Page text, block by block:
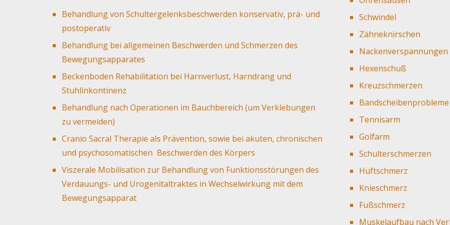
Behandlung von Schultergelenksbeschwerden konservativ, prä- und
postoperativ
Behandlung bei allgemeinen Beschwerden und Schmerzen des
Bewegungsapparates
Beckenboden Rehabilitation bei Harnverlust, Harndrang und
Stuhlinkontinenz
Behandlung nach Operationen im Bauchbereich (um Verklebungen
zu vermeiden)
Cranio Sacral Therapie als Prävention, sowie bei akuten, chronischen
und psychosomatischen Beschwerden des Körpers
Viszerale Mobilisation zur Behandlung von Funktionsstörungen des
Verdauungs- und Urogenitaltraktes in Wechselwirkung mit dem
Bewegungsapparat
Schwindel
Zähneknirschen
Nackenverspannungen
Hexenschuß
Kreuzschmerzen
Bandscheibenprobleme
Tennisarm
Golfarm
Schulterschmerzen
Hüftschmerz
Knieschmerz
Fußschmerz
Muskelaufbau nach